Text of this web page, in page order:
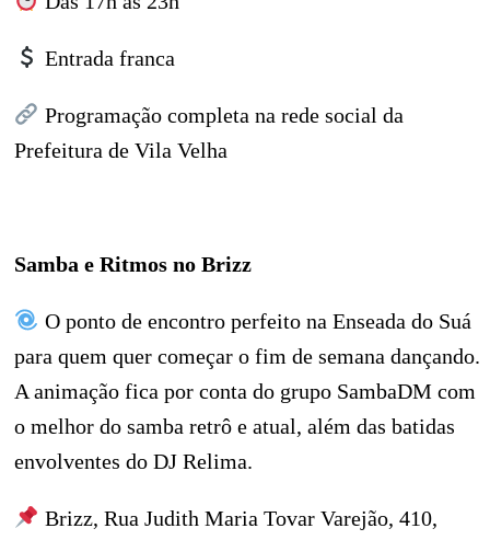
Entrada franca
Programação completa na rede social da
Prefeitura de Vila Velha
Samba e Ritmos no Brizz
O ponto de encontro perfeito na Enseada do Suá
para quem quer começar o fim de semana dançando.
A animação fica por conta do grupo SambaDM com
o melhor do samba retrô e atual, além das batidas
envolventes do DJ Relima.
Brizz, Rua Judith Maria Tovar Varejão, 410,